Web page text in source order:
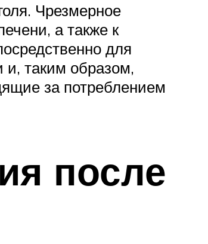
Чрезмерное
а также к
для
и, таким образом,
за потреблением
после